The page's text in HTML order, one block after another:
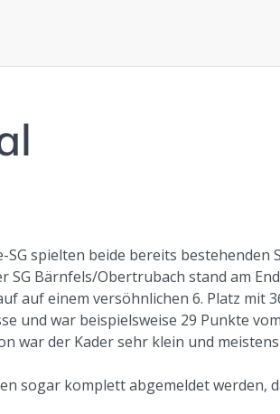
spielten beide bereits bestehenden
SG Bärnfels/Obertrubach stand am
auf einem versöhnlichen 6. Platz mit
und war beispielsweise 29 Punkte
war der Kader sehr klein und meistens
sogar komplett abgemeldet werden,